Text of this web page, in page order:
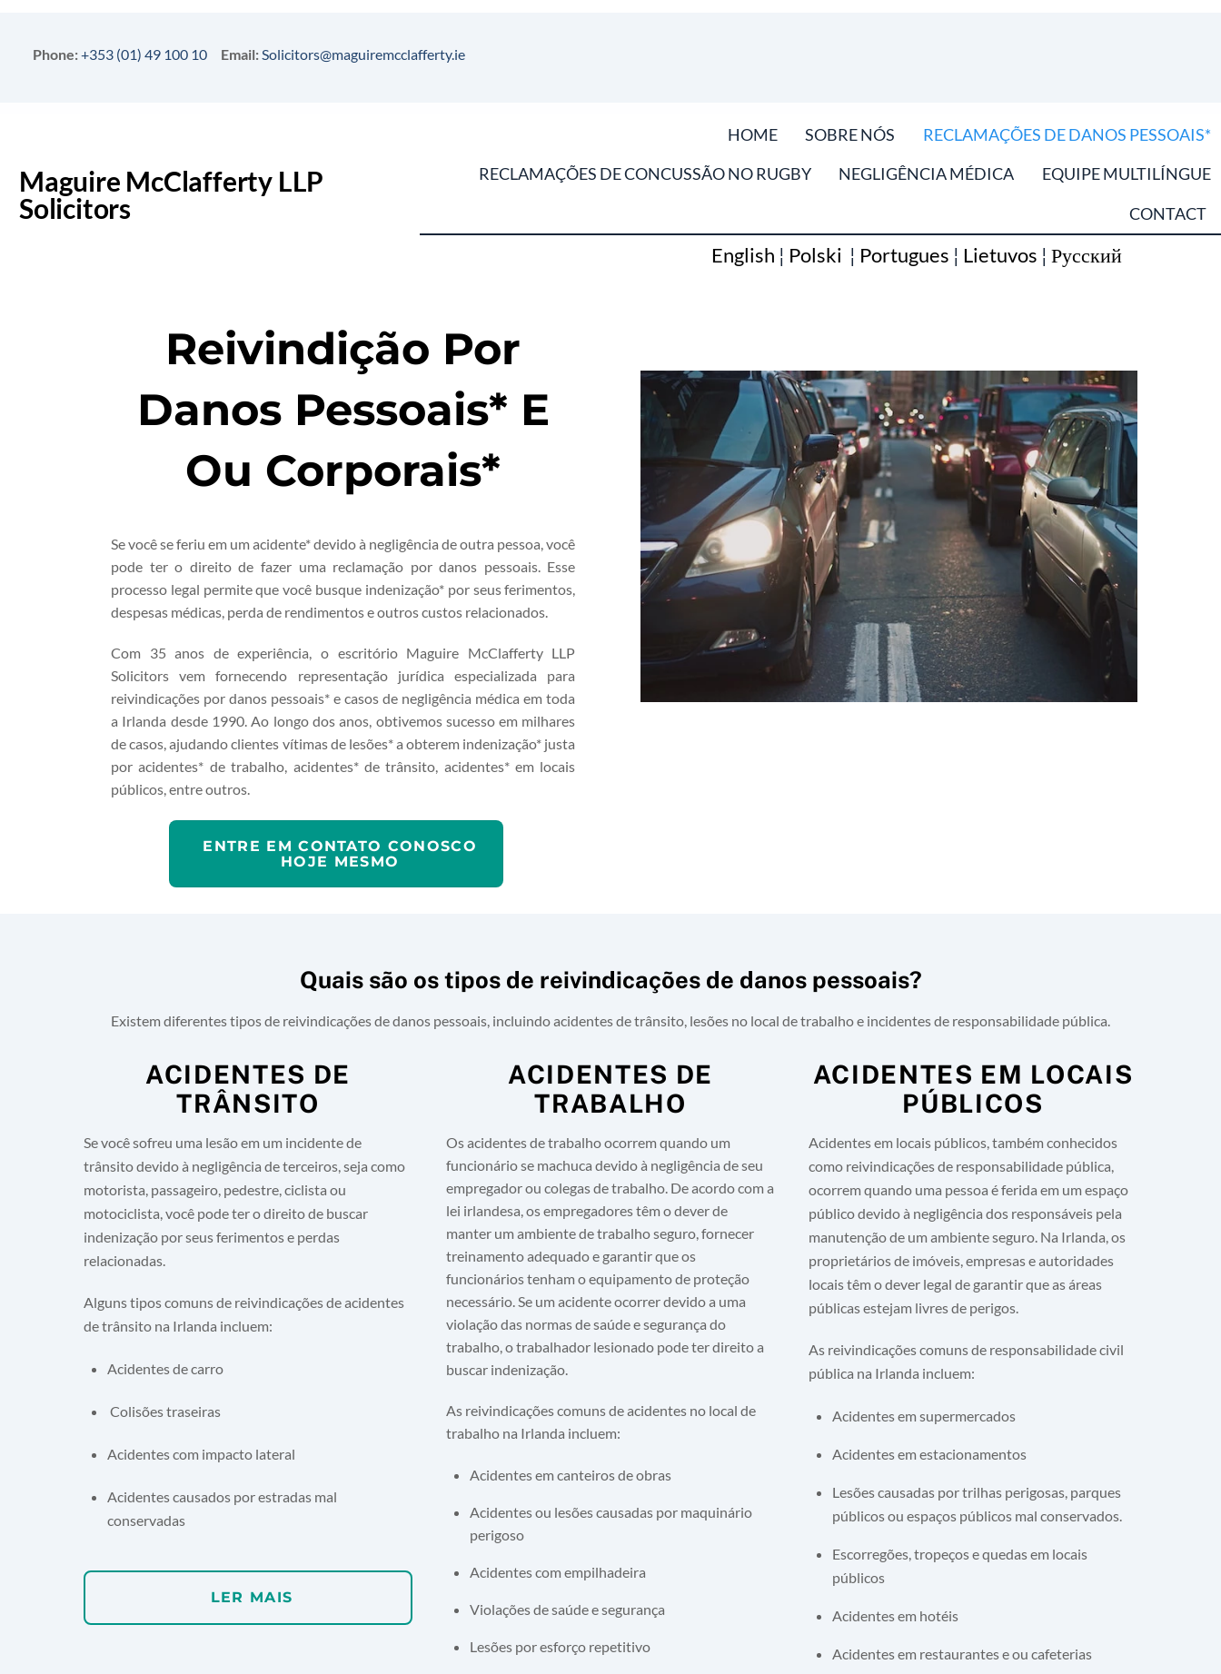
contentPhone:+353 (01) 49 100 10 Email:Solicitors@maguiremcclafferty.ie
Maguire McClafferty LLP
Solicitors
HOME SOBRE NÓS RECLAMAÇÕES DE DANOS PESSOAIS*
RECLAMAÇÕES DE CONCUSSÃO NO RUGBY NEGLIGÊNCIA MÉDICA EQUIPE MULTILÍNGUE
CONTACT
English ¦ Polski ¦ Portugues ¦ Lietuvos ¦ Русский
Reivindição Por
Danos Pessoais* E
Ou Corporais*
Se você se feriu em um acidente* devido à negligência de outra pessoa, você
pode ter o direito de fazer uma reclamação por danos pessoais. Esse
processo legal permite que você busque indenização* por seus ferimentos,
despesas médicas, perda de rendimentos e outros custos relacionados.
Com 35 anos de experiência, o escritório Maguire McClafferty LLP
Solicitors vem fornecendo representação jurídica especializada para
reivindicações por danos pessoais* e casos de negligência médica em toda
a Irlanda desde 1990. Ao longo dos anos, obtivemos sucesso em milhares
de casos, ajudando clientes vítimas de lesões* a obterem indenização* justa
por acidentes* de trabalho, acidentes* de trânsito, acidentes* em locais
públicos, entre outros.
ENTRE EM CONTATO CONOSCO
HOJE MESMO
Quais são os tipos de reivindicações de danos pessoais?
Existem diferentes tipos de reivindicações de danos pessoais, incluindo acidentes de trânsito, lesões no local de trabalho e incidentes de responsabilidade pública.
ACIDENTES DE
TRÂNSITO
Se você sofreu uma lesão em um incidente de
trânsito devido à negligência de terceiros, seja como
motorista, passageiro, pedestre, ciclista ou
motociclista, você pode ter o direito de buscar
indenização por seus ferimentos e perdas
relacionadas.
Alguns tipos comuns de reivindicações de acidentes
de trânsito na Irlanda incluem:
Acidentes de carro
Colisões traseiras
Acidentes com impacto lateral
Acidentes causados por estradas mal
conservadas
LER MAIS
ACIDENTES DE
TRABALHO
Os acidentes de trabalho ocorrem quando um
funcionário se machuca devido à negligência de seu
empregador ou colegas de trabalho. De acordo com a
lei irlandesa, os empregadores têm o dever de
manter um ambiente de trabalho seguro, fornecer
treinamento adequado e garantir que os
funcionários tenham o equipamento de proteção
necessário. Se um acidente ocorrer devido a uma
violação das normas de saúde e segurança do
trabalho, o trabalhador lesionado pode ter direito a
buscar indenização.
As reivindicações comuns de acidentes no local de
trabalho na Irlanda incluem:
Acidentes em canteiros de obras
Acidentes ou lesões causadas por maquinário
perigoso
Acidentes com empilhadeira
Violações de saúde e segurança
Lesões por esforço repetitivo
ACIDENTES EM LOCAIS
PÚBLICOS
Acidentes em locais públicos, também conhecidos
como reivindicações de responsabilidade pública,
ocorrem quando uma pessoa é ferida em um espaço
público devido à negligência dos responsáveis pela
manutenção de um ambiente seguro. Na Irlanda, os
proprietários de imóveis, empresas e autoridades
locais têm o dever legal de garantir que as áreas
públicas estejam livres de perigos.
As reivindicações comuns de responsabilidade civil
pública na Irlanda incluem:
Acidentes em supermercados
Acidentes em estacionamentos
Lesões causadas por trilhas perigosas, parques
públicos ou espaços públicos mal conservados.
Escorregões, tropeços e quedas em locais
públicos
Acidentes em hotéis
Acidentes em restaurantes e ou cafeterias